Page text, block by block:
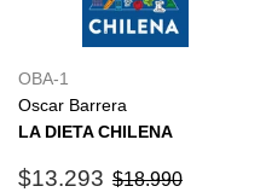
OBA-1
Oscar Barrera
LA DIETA CHILENA
Precio
$13.293 $13.293
Precio habitual
$18.990